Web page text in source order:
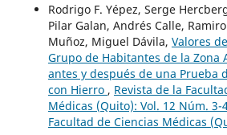
Rodrigo F. Yépez, Serge
Pilar Galan, Andrés Calle,
Muñoz, Miguel Dávila, Valores
Grupo de Habitantes de la Zona
antes y después de una Prueba
con Hierro , Revista de la
Médicas (Quito): Vol. 12 Núm. 3-
Facultad de Ciencias Médicas